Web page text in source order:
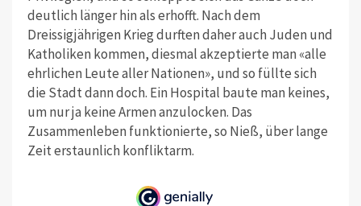
deutlich länger hin als erhofft. Nach dem
Dreissigjährigen Krieg durften daher auch Juden und
Katholiken kommen, diesmal akzeptierte man «alle
ehrlichen Leute aller Nationen», und so füllte sich
die Stadt dann doch. Ein Hospital baute man keines,
um nur ja keine Armen anzulocken. Das
Zusammenleben funktionierte, so Nieß, über lange
Zeit erstaunlich konfliktarm.